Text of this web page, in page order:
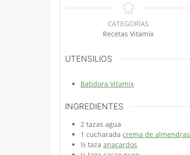
n
o
CATEGORÍAS
Recetas Vitamix
UTENSILIOS
Batidora Vitamix
INGREDIENTES
2 tazas agua
1 cucharada crema de almendras
½ taza anacardos